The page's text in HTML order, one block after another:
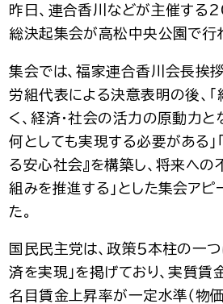
昨日、連合香川などが主催する
総決起集会が高松中央公園で行
集会では、福家連合香川会長挨
労組代表による決意表明の後、
く、経済・社会の活力の原動力と
何としても実現する必要がある」
る安心社会』を構築し、将来への
組みを推進する」とした集会アピ
た。
国民民主党は、政策５本柱の一
済を実現」を掲げており、実質賃
名目賃金上昇率が一定水準（物